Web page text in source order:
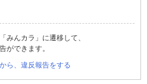
みんカラ」に遷移して、
ができます。
ら、違反報告をする